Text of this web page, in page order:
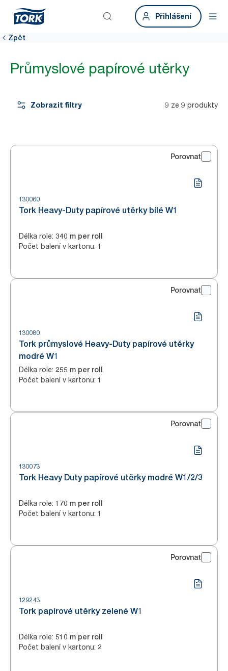
Přihlášení
Zpět
Průmyslové papírové utěrky
Zobrazit filtry 9 ze 9 produkty
Porovnat
130060
Tork Heavy-Duty papírové utěrky bílé W1
Délka role: 340 m per roll
Počet balení v kartonu: 1
Porovnat
130080
Tork průmyslové Heavy-Duty papírové utěrky
modré W1
Délka role: 255 m per roll
Počet balení v kartonu: 1
Porovnat
130073
Tork Heavy Duty papírové utěrky modré W1/2/3
Délka role: 170 m per roll
Počet balení v kartonu: 1
Porovnat
129243
Tork papírové utěrky zelené W1
Délka role: 510 m per roll
Počet balení v kartonu: 2